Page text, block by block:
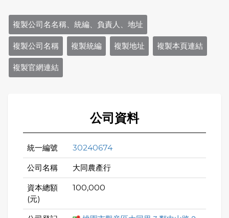
複製公司名名稱、統編、負責人、地址
複製公司名稱 複製統編 複製地址 複製本頁連結
複製官網連結
公司資料
統一編號 30240674
公司名稱 大同農產行
資本總額
(元)
100,000